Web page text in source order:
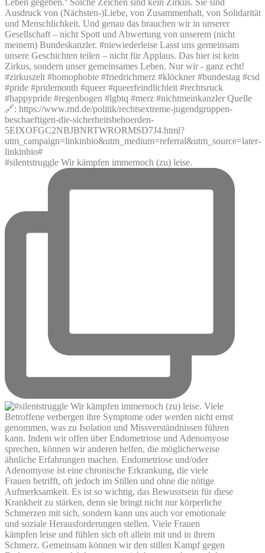
#silentstruggle Wir kämpfen immernoch (zu) leise.